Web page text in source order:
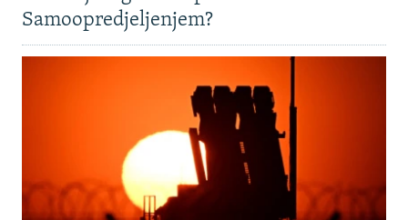
Samoopredjeljenjem?